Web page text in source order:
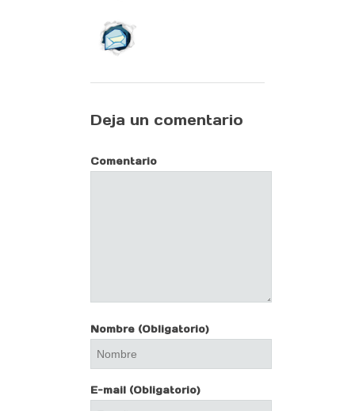
Deja un comentario
Comentario
Nombre (Obligatorio)
E-mail (Obligatorio)